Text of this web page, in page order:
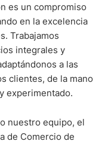
es un compromiso
en la excelencia
Trabajamos
integrales y
a las
clientes, de la mano
experimentado.
nuestro equipo, el
de Comercio de